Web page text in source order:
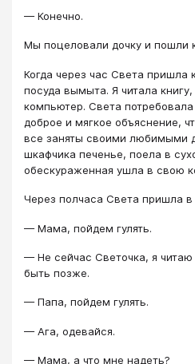
— Конечно.
Мы поцеловали дочку и пошли
Когда через час Света пришла
посуда вымыта. Я читала
компьютер. Света
доброе и мягкое объяснение,
все заняты своими любимыми
шкафчика печенье, поела в
обескураженная ушла в свою
Через полчаса Света пришла в
— Мама, пойдем гулять.
— Не сейчас Светочка, я
быть позже.
— Папа, пойдем гулять.
— Ага, одевайся.
— Мама, а что мне надеть?